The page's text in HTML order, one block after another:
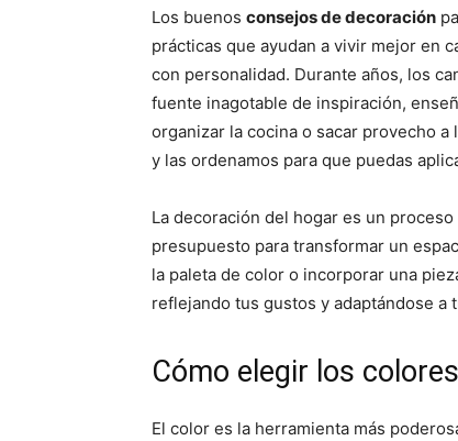
a
r
t
i
e
n
a
r
t
e
n
Los buenos consejos de decoración
prácticas que ayudan a vivir mejor en
con personalidad. Durante años, los
fuente inagotable de inspiración,
organizar la cocina o sacar provecho
y las ordenamos para que puedas
La decoración del hogar es un
presupuesto para transformar un
la paleta de color o incorporar una
reflejando tus gustos y adaptándose a
Cómo elegir los
El color es la herramienta más